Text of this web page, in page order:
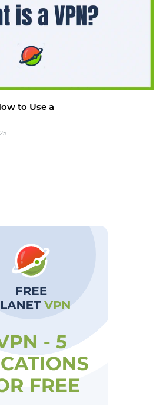
to Use a